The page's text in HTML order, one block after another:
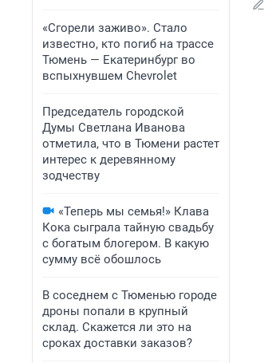
«Сгорели заживо». Стало
известно, кто погиб на трассе
Тюмень — Екатеринбург во
вспыхнувшем Chevrolet
Председатель городской
Думы Светлана Иванова
отметила, что в Тюмени растет
интерес к деревянному
зодчеству
«Теперь мы семья!» Клава
Кока сыграла тайную свадьбу
с богатым блогером. В какую
сумму всё обошлось
В соседнем с Тюменью городе
дроны попали в крупный
склад. Скажется ли это на
сроках доставки заказов?